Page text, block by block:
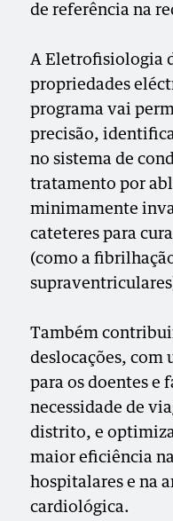
de referência na
A Eletrofisiologia
propriedades
programa vai
precisão,
no sistema de
tratamento por
minimamente
cateteres para
(como a
Também
deslocações, com
para os doentes e
necessidade de
distrito, e
maior eficiência
hospitalares e na
cardiológica.